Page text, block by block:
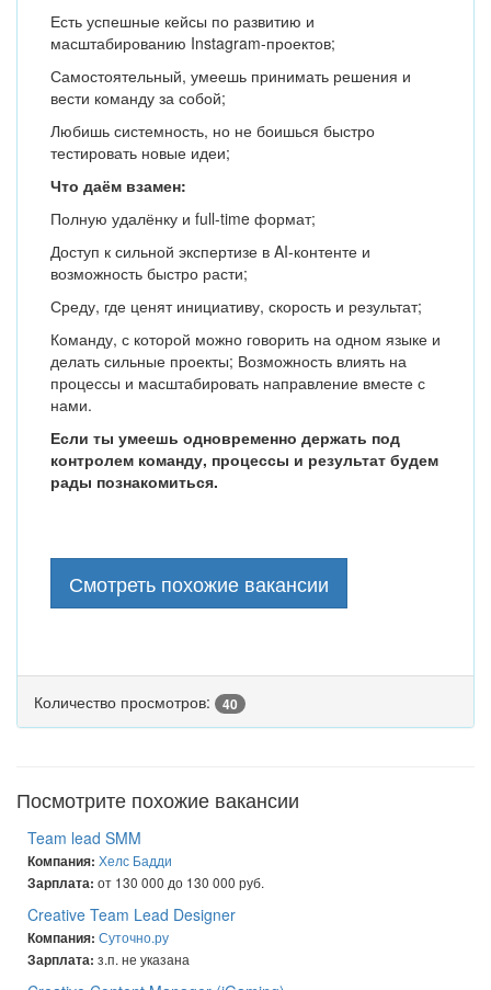
Есть успешные кейсы по развитию и
масштабированию Instagram-проектов;
Самостоятельный, умеешь принимать решения и
вести команду за собой;
Любишь системность, но не боишься быстро
тестировать новые идеи;
Что даём взамен:
Полную удалёнку и full-time формат;
Доступ к сильной экспертизе в AI-контенте и
возможность быстро расти;
Среду, где ценят инициативу, скорость и результат;
Команду, с которой можно говорить на одном языке и
делать сильные проекты; Возможность влиять на
процессы и масштабировать направление вместе с
нами.
Если ты умеешь одновременно держать под
контролем команду, процессы и результат будем
рады познакомиться.
Смотреть похожие вакансии
Количество просмотров: 40
Посмотрите похожие вакансии
Team lead SMM
Компания: Хелс Бадди
Зарплата: от 130 000 до 130 000 руб.
Creative Team Lead Designer
Компания: Суточно.ру
Зарплата: з.п. не указана